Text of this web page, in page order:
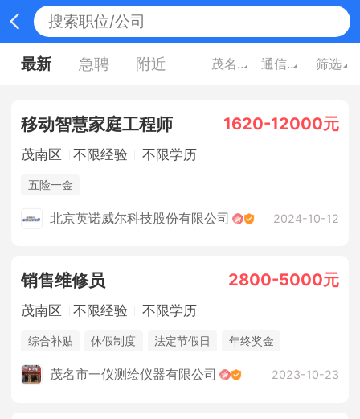
最新 急聘 附近 茂名广东 通信/电子技术 筛选
移动智慧家庭工程师 1620-12000元
茂南区 不限经验 不限学历
五险一金
北京英诺威尔科技股份有限公司 2024-10-12
销售维修员 2800-5000元
茂南区 不限经验 不限学历
综合补贴 休假制度 法定节假日
年终奖金
销售奖金
茂名市一仪测绘仪器有限公司 2023-10-23